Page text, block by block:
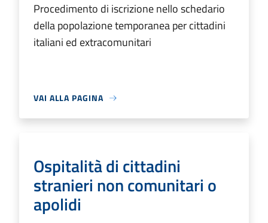
Procedimento di iscrizione nello schedario
della popolazione temporanea per cittadini
italiani ed extracomunitari
VAI ALLA PAGINA
Ospitalità di cittadini
stranieri non comunitari o
apolidi